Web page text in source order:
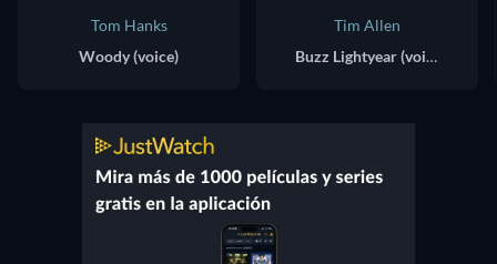
Tom Hanks
Woody (voice)
Tim Allen
Buzz Lightyear (voice)